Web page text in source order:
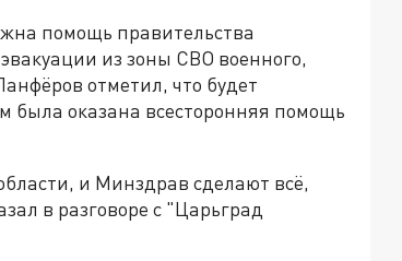
помощь правительства
из зоны СВО военного,
отметил, что будет
была оказана всесторонняя помощь
и Минздрав сделают всё,
в разговоре с "Царьград